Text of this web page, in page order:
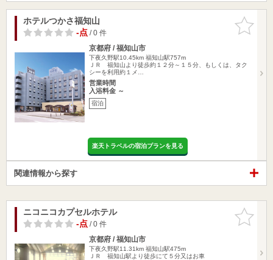
お気に入
りに追加
ホテルつかさ福知山
-点/ 0 件
京都府 / 福知山市
下夜久野駅10.45km 福知山駅757m
ＪＲ 福知山より徒歩約１２分～１５分、もしくは、タク
シーを利用約１メ…
営業時間
入浴料金 ～
宿泊
楽天トラベルの宿泊プランを見る
関連情報から探す
お気に入
りに追加
ニコニコカプセルホテル
-点/ 0 件
京都府 / 福知山市
下夜久野駅11.31km 福知山駅475m
ＪＲ 福知山駅より徒歩にて５分又はお車